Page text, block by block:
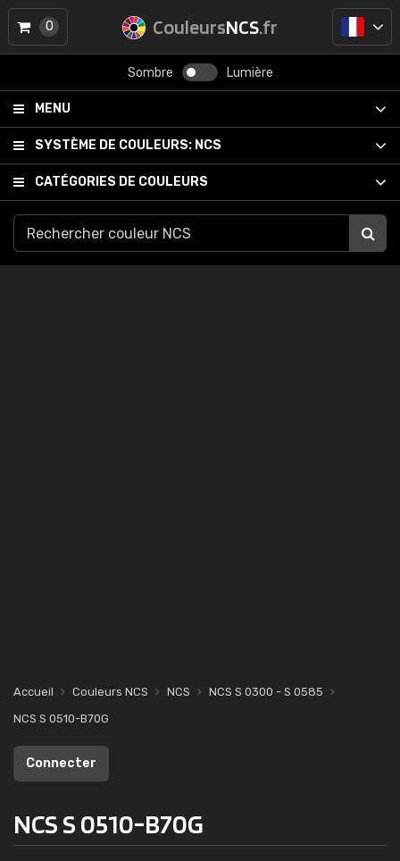
CouleursNCS.fr
Sombre Lumière
MENU
SYSTÈME DE COULEURS: NCS
CATÉGORIES DE COULEURS
0
Accueil Couleurs NCS NCS
NCS S 0300 - S 0585
NCS S 0510-B70G
Connecter
NCS S 0510-B70G